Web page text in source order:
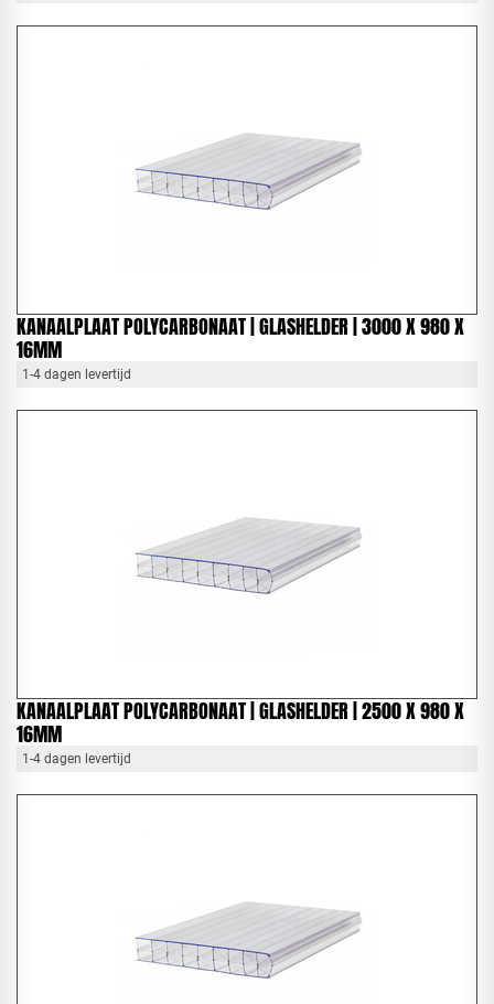
KANAALPLAAT POLYCARBONAAT | GLASHELDER | 3000 X 980 X
16MM
1-4 dagen levertijd
KANAALPLAAT POLYCARBONAAT | GLASHELDER | 2500 X 980 X
16MM
1-4 dagen levertijd